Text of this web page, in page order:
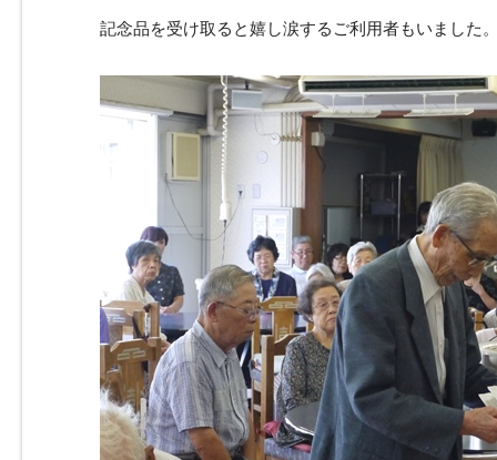
記念品を受け取ると嬉し涙するご利用者もいました